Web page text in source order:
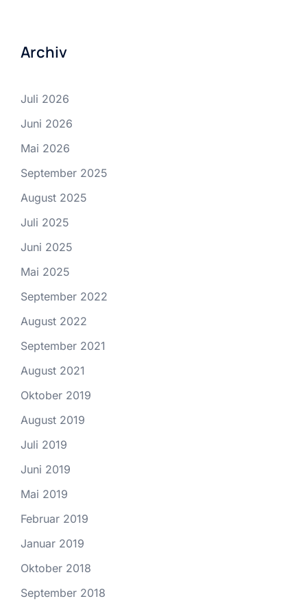
Archiv
Juli 2026
Juni 2026
Mai 2026
September 2025
August 2025
Juli 2025
Juni 2025
Mai 2025
September 2022
August 2022
September 2021
August 2021
Oktober 2019
August 2019
Juli 2019
Juni 2019
Mai 2019
Februar 2019
Januar 2019
Oktober 2018
September 2018